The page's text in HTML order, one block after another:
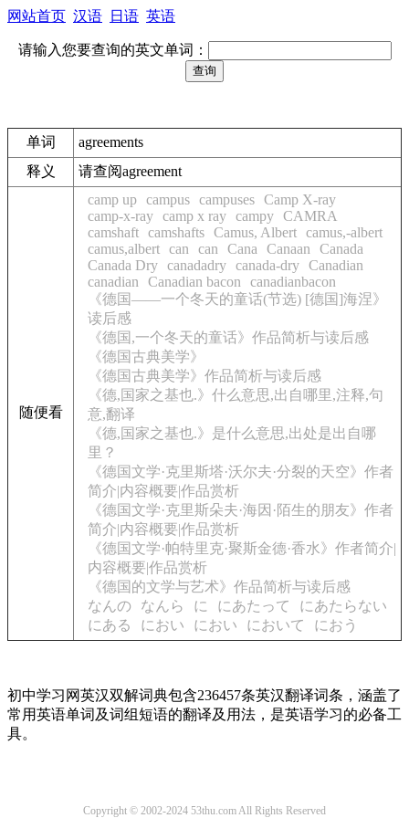
网站首页 汉语 日语 英语
请输入您要查询的英文单词：
单词
agreements
释义
请查阅agreement
随便看
camp up campus campuses Camp X-ray
camp-x-ray camp x ray campy CAMRA
camshaft camshafts Camus, Albert camus,-albert
camus,albert can can Cana Canaan
Canada
Canada Dry canadadry canada-dry Canadian
canadian
Canadian bacon
canadianbacon
《德国——一个冬天的童话(节选) [德国]海涅》
读后感
《德国,一个冬天的童话》作品简析与读后感
《德国古典美学》
《德国古典美学》作品简析与读后感
《德,国家之基也.》什么意思,出自哪里,注释,句
意,翻译
《德,国家之基也.》是什么意思,出处是出自哪
里？
《德国文学·克里斯塔·沃尔夫·分裂的天空》作者
简介|内容概要|作品赏析
《德国文学·克里斯朵夫·海因·陌生的朋友》作者
简介|内容概要|作品赏析
《德国文学·帕特里克·聚斯金德·香水》作者简介|
内容概要|作品赏析
《德国的文学与艺术》作品简析与读后感
なんの
なんら に にあたって
にあたらない
にある
におい におい において におう
初中学习网英汉双解词典包含236457条英汉翻译词条，涵盖了
常用英语单词及词组短语的翻译及用法，是英语学习的必备工
具。
Copyright © 2002-2024 53thu.com All Rights Reserved